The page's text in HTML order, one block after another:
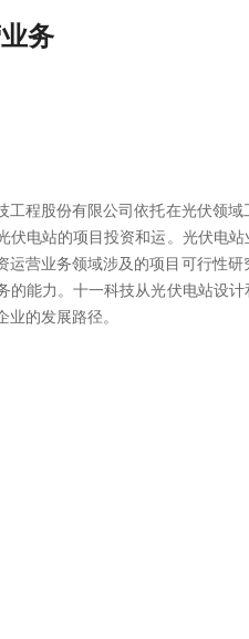
务
工程股份有限公司依托在光伏领
伏电站的项目投资和运。光伏电
运营业务领域涉及的项目可行性
的能力。十一科技从光伏电站设
的发展路径。